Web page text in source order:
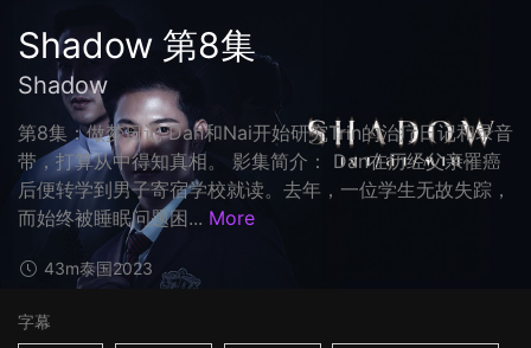
Shadow 第8集
Shadow
第8集：做梦日记 Dan和Nai开始研究Trin的治疗日记和录音
带，打算从中得知真相。 影集简介： Dan在历经父亲罹癌
后便转学到男子寄宿学校就读。去年，一位学生无故失踪，
而始终被睡眠问题困... More
43m泰国2023
字幕